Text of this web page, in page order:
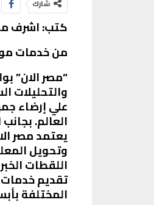
شارك
كتب: اشرف
من خدمات
“مصر الان”
والتحليلات
علي إرضاء
العالم.
يعتمد مصر
وتحويل
اللقطات
تقديم
المختلفة